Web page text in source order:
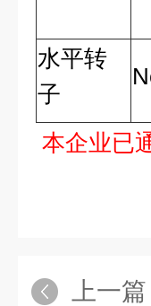
水平转
子
本企业已
上一篇